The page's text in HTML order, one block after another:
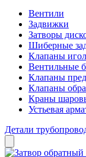
Вентили
Задвижки
Затворы
Шиберные
Клапаны
Вентильные
Клапаны
Клапаны
Краны
Устьевая
Детали